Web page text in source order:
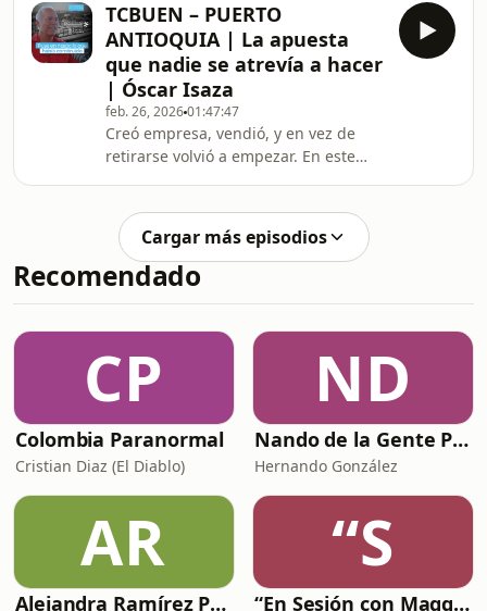
verdadero proyecto estaba en un
cuarto haciendo bikinis, tomaron una
decisión que nadie habría
recomendado.Sin plan de negocios.
Sin conocimiento financiero. Con la
ingenuidad de no saber todo lo que
podía salir mal.Las cofundadoras de
Agua Bendita nos cuentan cómo c
TCBUEN – PUERTO
ANTIOQUIA | La apuesta
que nadie se atrevía a hacer
| Óscar Isaza
feb. 26, 202601:47:47
Creó empresa, vendió, y en vez de
retirarse volvió a empezar. En este
las personas que más sabe de
puertos en Colombia. Empezó en la
Sociedad Portuaria Regional de
Buenaventura, lideró la creación de
Antioquia.Entre tantas cosas
interesantes, hablamos de riesgo
real.De sostener un proyecto 8 añ
Cargar más episodios
Recomendado
CP
Colombia Paranormal
Cristian Diaz (El Diablo)
ND
Nando de la Gente Podcast
Hernando González
AR
Alejandra Ramírez Podcast
“S
“En Sesión con Maggie”